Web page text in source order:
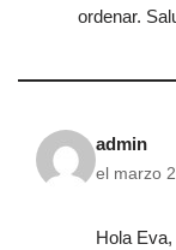
ordenar.
admin
el marzo
Hola